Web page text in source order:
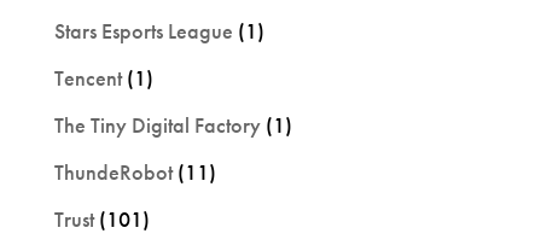
Stars Esports League (1)
Tencent(1)
The Tiny Digital Factory(1)
ThundeRobot(11)
Trust(101)